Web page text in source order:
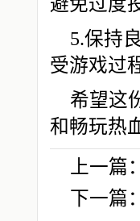
5.保持
受游戏过
希望这
和畅玩热
上一篇
下一篇